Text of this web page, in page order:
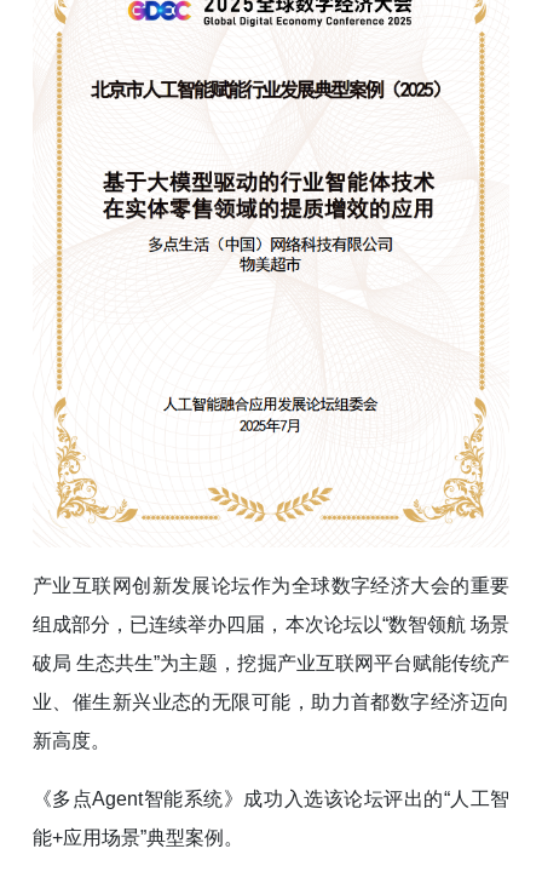
产业互联网创新发展论坛作为全球数字经济大会的重要
组成部分，已连续举办四届，本次论坛以“数智领航 场景
破局 生态共生”为主题，挖掘产业互联网平台赋能传统产
业、催生新兴业态的无限可能，助力首都数字经济迈向
新高度。
《多点Agent智能系统》成功入选该论坛评出的“人工智
能+应用场景”典型案例。